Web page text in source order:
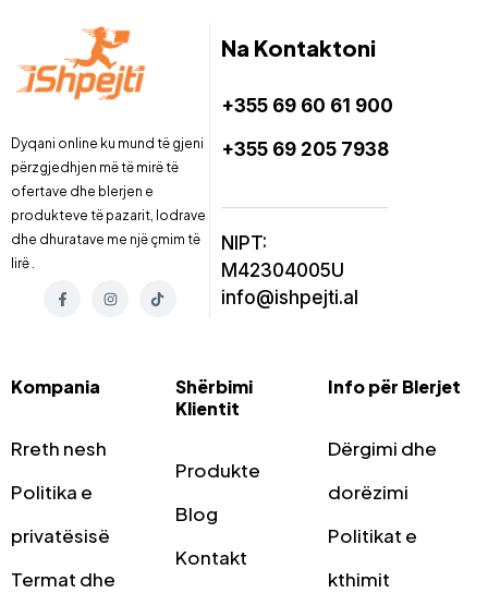
Dyqani online ku mund të gjeni
përzgjedhjen më të mirë të
ofertave dhe blerjen e
produkteve të pazarit, lodrave
dhe dhuratave me një çmim të
lirë .
Na Kontaktoni
+355 69 60 61 900
+355 69 205 7938
NIPT:
M42304005U
info@ishpejti.al
Kompania
Rreth nesh
Politika e
privatësisë
Termat dhe
Shërbimi
Klientit
Produkte
Blog
Kontakt
Info për Blerjet
Dërgimi dhe
dorëzimi
Politikat e
kthimit